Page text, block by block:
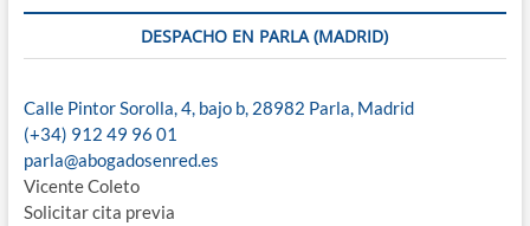
DESPACHO EN PARLA (MADRID)
Calle Pintor Sorolla, 4, bajo b, 28982 Parla, Madrid
(+34) 912 49 96 01
parla@abogadosenred.es
Vicente Coleto
Solicitar cita previa